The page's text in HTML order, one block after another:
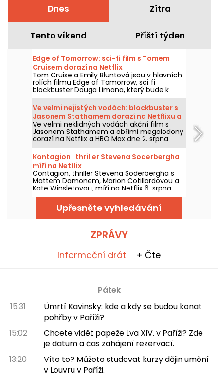
Dnes Zítra
Tento víkend Příští týden
Edge of Tomorrow: sci-fi film s Tomem
Cruisem dorazí na Netflix
Tom Cruise a Emily Bluntová jsou v hlavních
rolích filmu Edge of Tomorrow, sci‑fi
blockbuster Douga Limana, který bude k
dispozici na Netflixu od 6. srpna 2026.
Ve velmi nejistých vodách: blockbuster s
Jasonem Stathamem dorazí na Netflixu a
HBO Max
Ve velmi neklidných vodách akční film s
Jasonem Stathamem a obřími megalodony
dorazí na Netflix a HBO Max dne 2. srpna
2026.
Kontagion : thriller Stevena Soderbergha
míří na Netflix
Contagion, thriller Stevena Soderbergha s
Mattem Damonem, Marion Cotillardovou a
Kate Winsletovou, míří na Netflix 6. srpna
2026.
Upřesněte vyhledávání
ZPRÁVY
Informační drát + Čte
Pátek
15:31
Úmrtí Kavinsky: kde a kdy se budou konat
pohřby v Paříži?
15:02
Chcete vidět papeže Lva XIV. v Paříži? Zde
je datum a čas zahájení rezervací.
13:20
Víte to? Můžete studovat kurzy dějin umění
v Louvru v Paříži.